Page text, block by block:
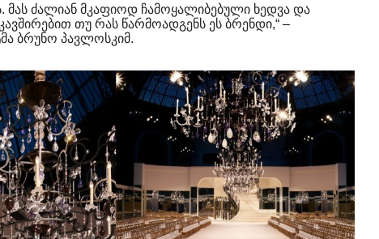
მას ძალიან მკაფიოდ ჩამოყალიბებული ხედვა და
თუ რას წარმოადგენს ეს ბრენდი,“ –
ბრუნო პავლოსკიმ.